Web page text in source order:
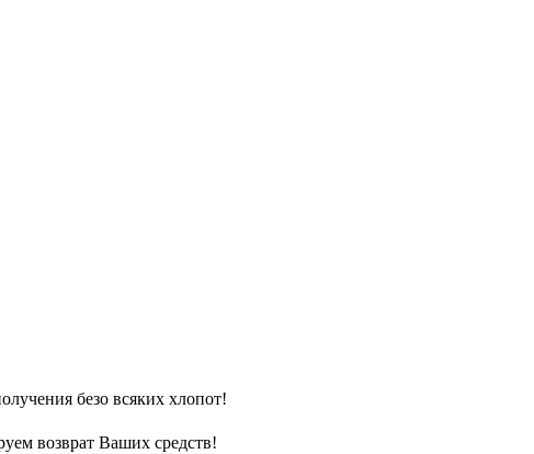
безо всяких хлопот!
возврат Ваших средств!